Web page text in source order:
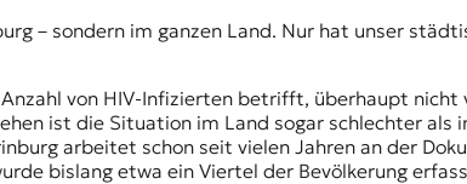
– sondern im ganzen Land. Nur hat unser
von HIV-Infizierten betrifft, überhaupt
ist die Situation im Land sogar schlechter
arbeitet schon seit vielen Jahren an der
bislang etwa ein Viertel der Bevölkerung